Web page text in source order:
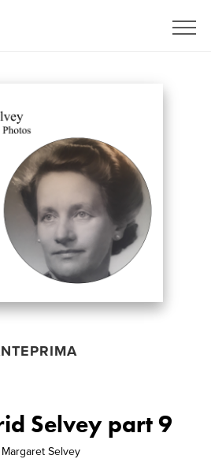
Selvey part 9
Margaret Selvey